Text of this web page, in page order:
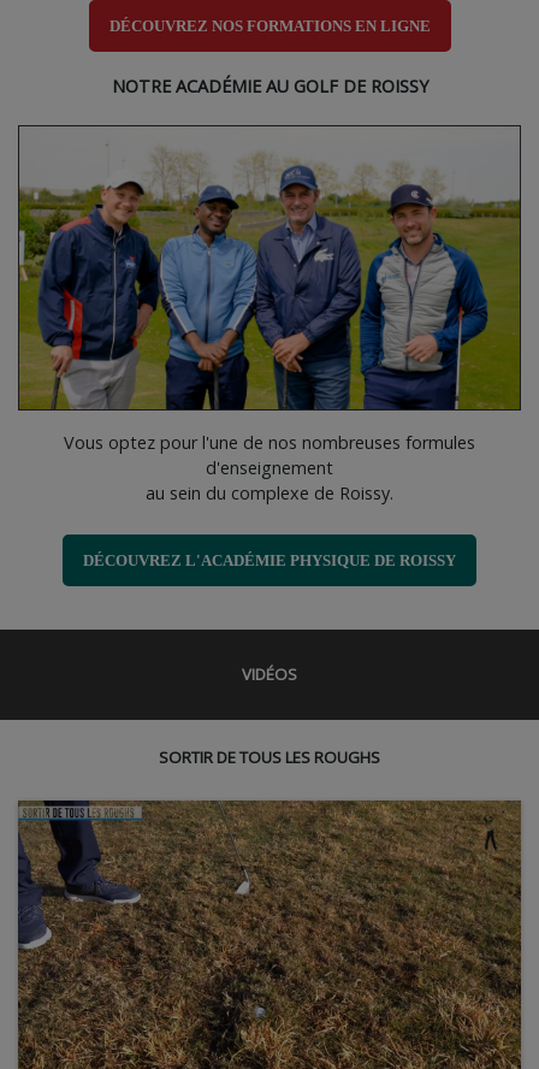
NOTRE ACADÉMIE AU GOLF DE ROISSY
Vous optez pour l'une de nos nombreuses formules
d'enseignement
au sein du complexe de Roissy.
DÉCOUVREZ L'ACADÉMIE PHYSIQUE DE ROISSY
DÉCOUVREZ NOS FORMATIONS EN LIGNE
VIDÉOS
SORTIR DE TOUS LES ROUGHS